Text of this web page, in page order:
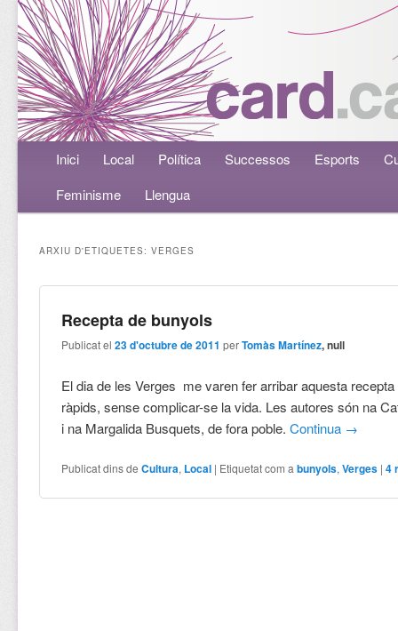
Menú principalAneu al contingut principal
Aneu al contingut secundari
Inici Local Política Successos Esports
Feminisme
Llengua
ARXIU D'ETIQUETES:VERGES
Recepta de bunyols
Publicat el23 d'octubre de 2011 perTomàs Martínez, null
El dia de les Verges me varen fer arribar aquesta
ràpids, sense complicar-se la vida. Les autores són na
i na Margalida Busquets, de fora poble.Continua →
Publicat dins de Cultura, Local | Etiquetat com a bunyols,Verges |4